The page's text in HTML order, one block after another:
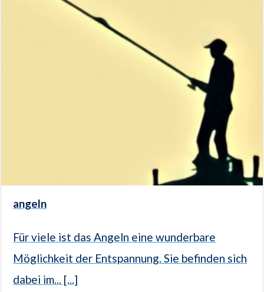
angeln
Für viele ist das Angeln eine wunderbare
Möglichkeit der Entspannung. Sie befinden sich
dabei im... [...]